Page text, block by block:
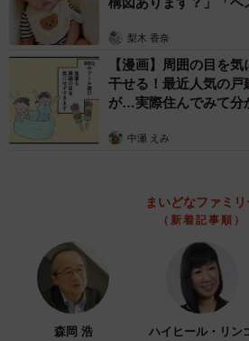
梨木 香奈
【漫画】周囲の目を
干せる！最近人気の
が…実際住んでみて分
中瀬 えみ
まいどなファミリ
（新着記事順）
森岡 浩 ハイヒール・リン